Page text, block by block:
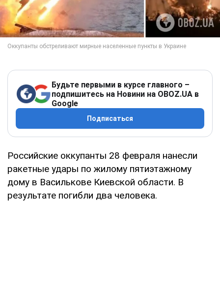
Будьте первыми в курсе главного –
подпишитесь на Новини на OBOZ.UA в
Google
Подписаться
Российские оккупанты 28 февраля нанесли
ракетные удары по жилому пятиэтажному
дому в Василькове Киевской области. В
результате погибли два человека.